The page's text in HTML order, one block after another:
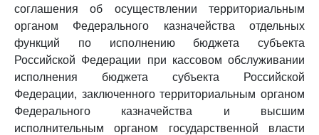
соглашения об осуществлении территориальным
органом Федерального казначейства отдельных
функций по исполнению бюджета субъекта
Российской Федерации при кассовом обслуживании
исполнения бюджета субъекта Российской
Федерации, заключенного территориальным органом
Федерального казначейства и высшим
исполнительным органом государственной власти